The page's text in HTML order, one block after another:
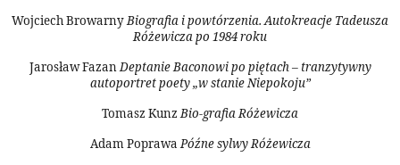
Wojciech BrowarnyBiografia i powtórzenia. Autokreacje Tadeusza
Różewicza po 1984 roku
Jarosław FazanDeptanie Baconowi po piętach – tranzytywny
autoportret poety „w stanie Niepokoju”
Tomasz KunzBio-grafia Różewicza
Adam PoprawaPóźne sylwy Różewicza